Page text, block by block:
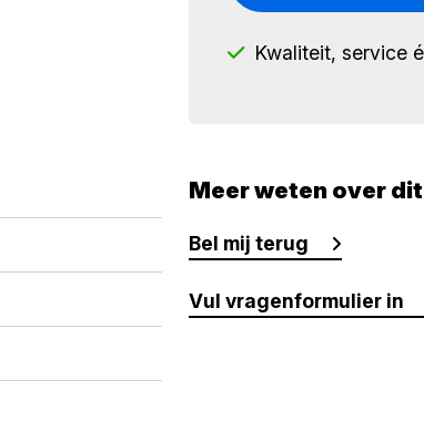
Kwaliteit, service
Meer weten over
Bel mij terug
Vul vragenformulier in